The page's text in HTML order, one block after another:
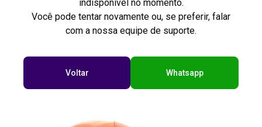
indisponível no momento.
Você pode tentar novamente ou, se preferir, falar
com a nossa equipe de suporte.
Voltar Whatsapp